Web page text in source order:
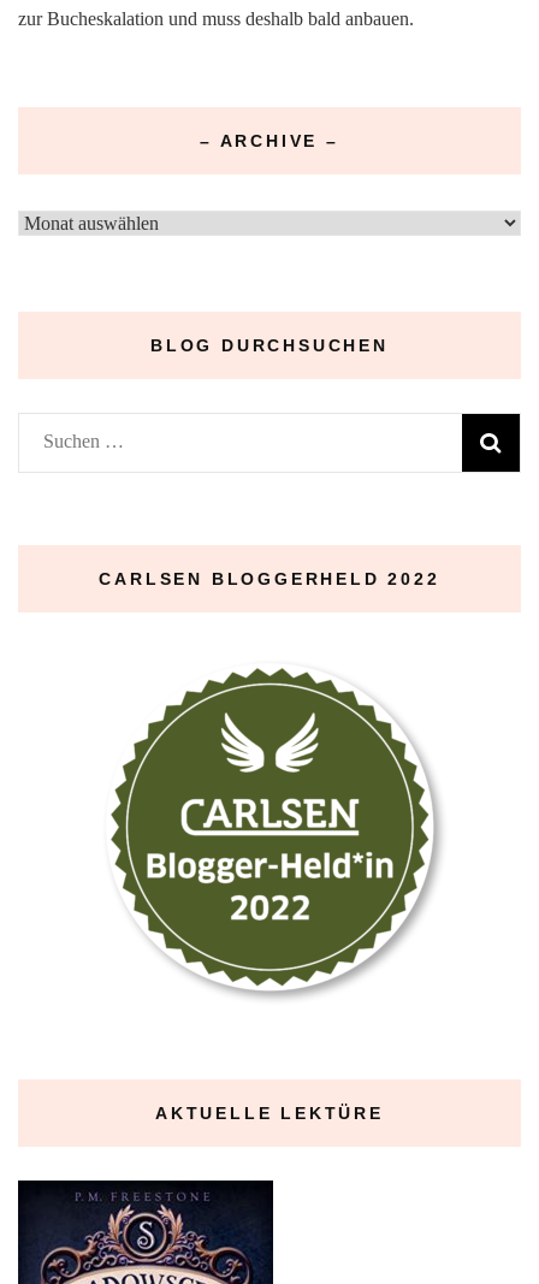
zur Bucheskalation und muss deshalb bald anbauen.
– ARCHIVE –
–
BLOG DURCHSUCHEN
Suchen
nach:
CARLSEN BLOGGERHELD 2022
AKTUELLE LEKTÜRE